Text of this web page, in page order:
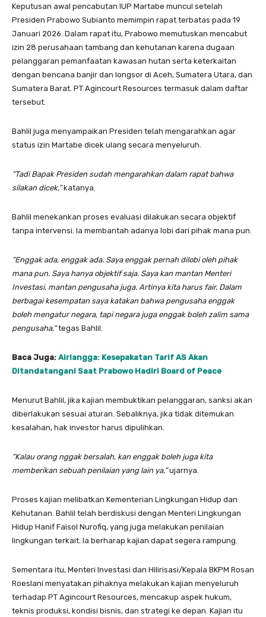
Keputusan awal pencabutan IUP Martabe muncul setelah
Presiden Prabowo Subianto memimpin rapat terbatas pada 19
Januari 2026. Dalam rapat itu, Prabowo memutuskan mencabut
izin 28 perusahaan tambang dan kehutanan karena dugaan
pelanggaran pemanfaatan kawasan hutan serta keterkaitan
dengan bencana banjir dan longsor di Aceh, Sumatera Utara, dan
Sumatera Barat. PT Agincourt Resources termasuk dalam daftar
tersebut.
Bahlil juga menyampaikan Presiden telah mengarahkan agar
status izin Martabe dicek ulang secara menyeluruh.
“Tadi Bapak Presiden sudah mengarahkan dalam rapat bahwa
silakan dicek,”katanya.
Bahlil menekankan proses evaluasi dilakukan secara objektif
tanpa intervensi. Ia membantah adanya lobi dari pihak mana pun.
“Enggak ada, enggak ada. Saya enggak pernah dilobi oleh pihak
mana pun. Saya hanya objektif saja. Saya kan mantan Menteri
Investasi, mantan pengusaha juga. Artinya kita harus fair. Dalam
berbagai kesempatan saya katakan bahwa pengusaha enggak
boleh mengatur negara, tapi negara juga enggak boleh zalim sama
pengusaha,”tegas Bahlil.
Baca Juga: Airlangga: Kesepakatan Tarif AS Akan
Ditandatangani Saat Prabowo Hadiri Board of Peace
Menurut Bahlil, jika kajian membuktikan pelanggaran, sanksi akan
diberlakukan sesuai aturan. Sebaliknya, jika tidak ditemukan
kesalahan, hak investor harus dipulihkan.
“Kalau orang nggak bersalah, kan enggak boleh juga kita
memberikan sebuah penilaian yang lain ya,”ujarnya.
Proses kajian melibatkan Kementerian Lingkungan Hidup dan
Kehutanan. Bahlil telah berdiskusi dengan Menteri Lingkungan
Hidup Hanif Faisol Nurofiq, yang juga melakukan penilaian
lingkungan terkait. Ia berharap kajian dapat segera rampung.
Sementara itu, Menteri Investasi dan Hilirisasi/Kepala BKPM Rosan
Roeslani menyatakan pihaknya melakukan kajian menyeluruh
terhadap PT Agincourt Resources, mencakup aspek hukum,
teknis produksi, kondisi bisnis, dan strategi ke depan. Kajian itu